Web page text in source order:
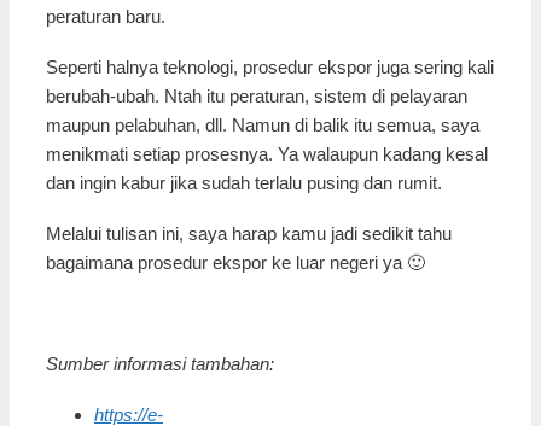
peraturan baru.
Seperti halnya teknologi, prosedur ekspor juga sering kali
berubah-ubah. Ntah itu peraturan, sistem di pelayaran
maupun pelabuhan, dll. Namun di balik itu semua, saya
menikmati setiap prosesnya. Ya walaupun kadang kesal
dan ingin kabur jika sudah terlalu pusing dan rumit.
Melalui tulisan ini, saya harap kamu jadi sedikit tahu
bagaimana prosedur ekspor ke luar negeri ya 🙂
Sumber informasi tambahan:
https://e-